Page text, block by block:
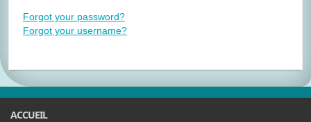
Forgot your password?
Forgot your username?
ACCUEIL